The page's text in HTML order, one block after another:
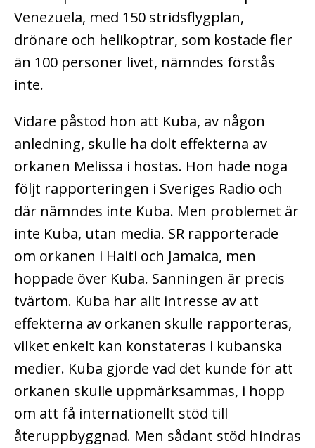
Venezuela, med 150 stridsflygplan,
drönare och helikoptrar, som kostade fler
än 100 personer livet, nämndes förstås
inte.
Vidare påstod hon att Kuba, av någon
anledning, skulle ha dolt effekterna av
orkanen Melissa i höstas. Hon hade noga
följt rapporteringen i Sveriges Radio och
där nämndes inte Kuba. Men problemet är
inte Kuba, utan media. SR rapporterade
om orkanen i Haiti och Jamaica, men
hoppade över Kuba. Sanningen är precis
tvärtom. Kuba har allt intresse av att
effekterna av orkanen skulle rapporteras,
vilket enkelt kan konstateras i kubanska
medier. Kuba gjorde vad det kunde för att
orkanen skulle uppmärksammas, i hopp
om att få internationellt stöd till
återuppbyggnad. Men sådant stöd hindras